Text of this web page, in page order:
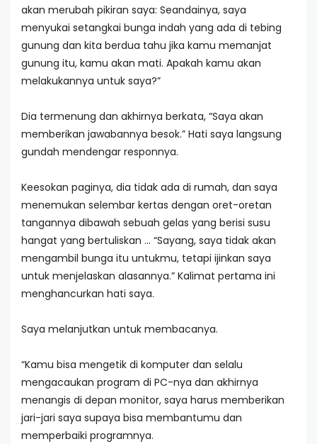
akan merubah pikiran saya: Seandainya, saya
menyukai setangkai bunga indah yang ada di tebing
gunung dan kita berdua tahu jika kamu memanjat
gunung itu, kamu akan mati. Apakah kamu akan
melakukannya untuk saya?”
Dia termenung dan akhirnya berkata, “Saya akan
memberikan jawabannya besok.” Hati saya langsung
gundah mendengar responnya.
Keesokan paginya, dia tidak ada di rumah, dan saya
menemukan selembar kertas dengan oret-oretan
tangannya dibawah sebuah gelas yang berisi susu
hangat yang bertuliskan … “Sayang, saya tidak akan
mengambil bunga itu untukmu, tetapi ijinkan saya
untuk menjelaskan alasannya.” Kalimat pertama ini
menghancurkan hati saya.
Saya melanjutkan untuk membacanya.
“Kamu bisa mengetik di komputer dan selalu
mengacaukan program di PC-nya dan akhirnya
menangis di depan monitor, saya harus memberikan
jari-jari saya supaya bisa membantumu dan
memperbaiki programnya.